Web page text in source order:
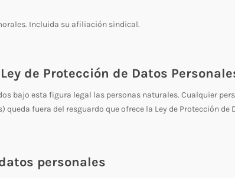
Incluida su afiliación sindical.
Ley de Protección de Datos
bajo esta figura legal las personas naturales. Cualquier
fuera del resguardo que ofrece la Ley de Protección de
personales